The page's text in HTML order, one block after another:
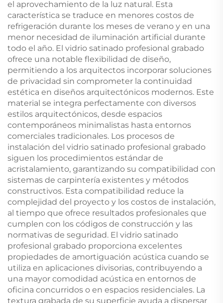
el aprovechamiento de la luz natural. Esta
característica se traduce en menores costos de
refrigeración durante los meses de verano y en una
menor necesidad de iluminación artificial durante
todo el año. El vidrio satinado profesional grabado
ofrece una notable flexibilidad de diseño,
permitiendo a los arquitectos incorporar soluciones
de privacidad sin comprometer la continuidad
estética en diseños arquitectónicos modernos. Este
material se integra perfectamente con diversos
estilos arquitectónicos, desde espacios
contemporáneos minimalistas hasta entornos
comerciales tradicionales. Los procesos de
instalación del vidrio satinado profesional grabado
siguen los procedimientos estándar de
acristalamiento, garantizando su compatibilidad con
sistemas de carpintería existentes y métodos
constructivos. Esta compatibilidad reduce la
complejidad del proyecto y los costos de instalación,
al tiempo que ofrece resultados profesionales que
cumplen con los códigos de construcción y las
normativas de seguridad. El vidrio satinado
profesional grabado proporciona excelentes
propiedades de amortiguación acústica cuando se
utiliza en aplicaciones divisorias, contribuyendo a
una mayor comodidad acústica en entornos de
oficina concurridos o en espacios residenciales. La
textura grabada de su superficie ayuda a dispersar